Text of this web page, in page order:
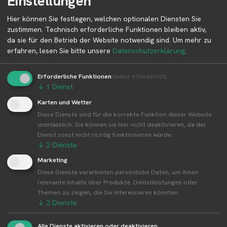
Deutschland
Betreiber kontaktieren
Auf der Profilseite des Betreibers findest du weitere
Informationen zum Betreiber und
Kontaktmöglichkeiten.
👤︎ Profilseite
Weitere Standorte von Upmeyer
Kartoffelhof
Upmeyer Kartoffelhof betreibt 1 Standorte
Hier können Sie festlegen, welchen optionalen Diensten Sie
zustimmen. Technisch erforderliche Funktionen bleiben aktiv,
da sie für den Betrieb der Website notwendig sind. Um mehr zu
erfahren, lesen Sie bitte unsere Datenschutzerklärung.
Erforderliche Funktionen(immer erforderlich)
↓ 1 Dienst
Karten und Wetter
Diese Dienste sind für die korrekte Funktion dieser Website
unerlässlich. Sie können sie hier nicht deaktivieren, da der
Dienst sonst nicht richtig funktionieren würde.
↓ 2 Dienste
Marketing
Diese Dienste verarbeiten persönliche Daten, um Ihnen
relevante Inhalte über Produkte, Dienstleistungen oder
Themen zu zeigen, die Sie interessieren könnten.
↓ 2 Dienste